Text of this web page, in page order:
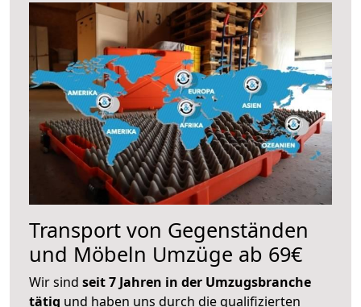
Transport von Gegenständen
und Möbeln Umzüge ab 69€
Wir sind seit 7 Jahren in der Umzugsbranche
tätig und haben uns durch die qualifizierten